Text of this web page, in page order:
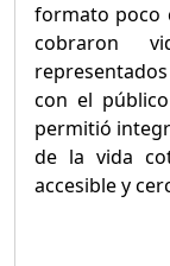
formato poco
cobraron
con el
permitió
de la vida
accesible y